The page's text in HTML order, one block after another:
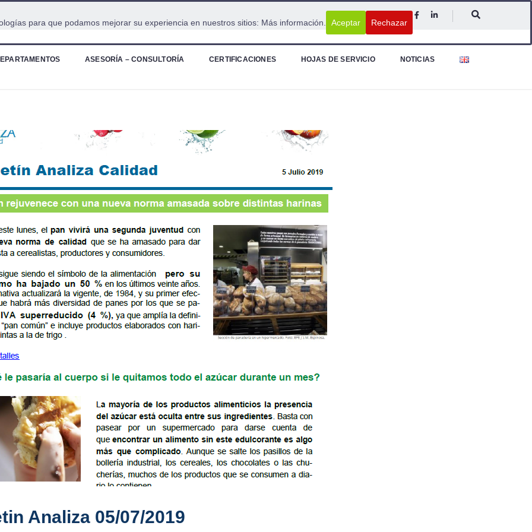
ASESORÍA – CONSULTORÍA CERTIFICACIONES HOJAS DE SERVICIO NOTICIAS
Analiza 05/07/2019
para que podamos mejorar su experiencia en nuestros sitios: Más información. Aceptar Rechazar